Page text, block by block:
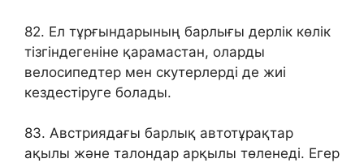
82. Ел тұрғындарының барлығы дерлік көлік
тізгіндегеніне қарамастан, оларды
велосипедтер мен скутерлерді де жиі
кездестіруге болады.
83. Австриядағы барлық автотұрақтар
ақылы және талондар арқылы төленеді. Егер